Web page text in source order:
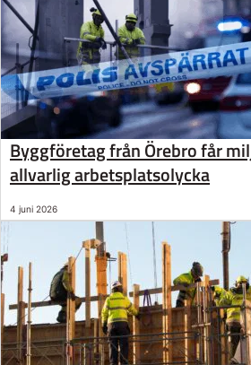
Byggföretag från Örebro får
allvarlig arbetsplatsolycka
4 juni 2026